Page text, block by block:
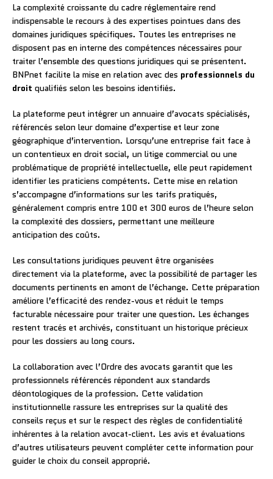
La complexité croissante du cadre réglementaire rend
indispensable le recours à des expertises pointues dans des
domaines juridiques spécifiques. Toutes les entreprises ne
disposent pas en interne des compétences nécessaires pour
traiter l’ensemble des questions juridiques qui se présentent.
BNPnet facilite la mise en relation avec des professionnels du
droit qualifiés selon les besoins identifiés.
La plateforme peut intégrer un annuaire d’avocats spécialisés,
référencés selon leur domaine d’expertise et leur zone
géographique d’intervention. Lorsqu’une entreprise fait face à
un contentieux en droit social, un litige commercial ou une
problématique de propriété intellectuelle, elle peut rapidement
identifier les praticiens compétents. Cette mise en relation
s’accompagne d’informations sur les tarifs pratiqués,
généralement compris entre 100 et 300 euros de l’heure selon
la complexité des dossiers, permettant une meilleure
anticipation des coûts.
Les consultations juridiques peuvent être organisées
directement via la plateforme, avec la possibilité de partager les
documents pertinents en amont de l’échange. Cette préparation
améliore l’efficacité des rendez-vous et réduit le temps
facturable nécessaire pour traiter une question. Les échanges
restent tracés et archivés, constituant un historique précieux
pour les dossiers au long cours.
La collaboration avec l’Ordre des avocats garantit que les
professionnels référencés répondent aux standards
déontologiques de la profession. Cette validation
institutionnelle rassure les entreprises sur la qualité des
conseils reçus et sur le respect des règles de confidentialité
inhérentes à la relation avocat-client. Les avis et évaluations
d’autres utilisateurs peuvent compléter cette information pour
guider le choix du conseil approprié.